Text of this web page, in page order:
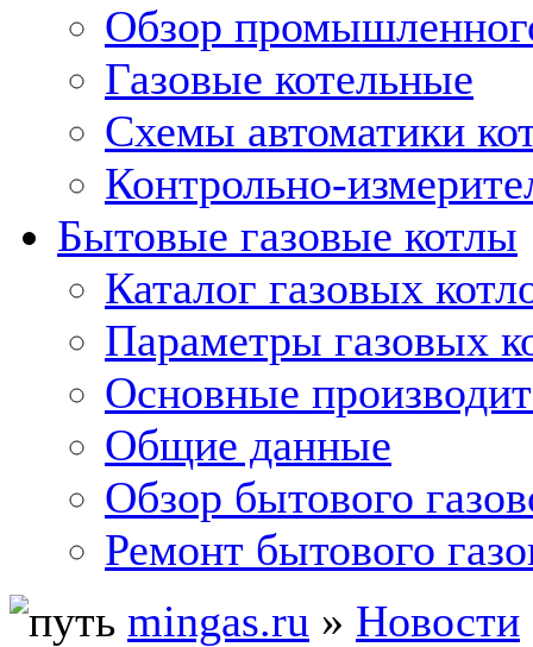
Обзор
Газовые котельные
Схемы автоматики
Контрольно-
Бытовые газовые котлы
Каталог газовых
Параметры газовых
Основные
Общие данные
Обзор бытового
Ремонт бытового
mingas.ru » Новости